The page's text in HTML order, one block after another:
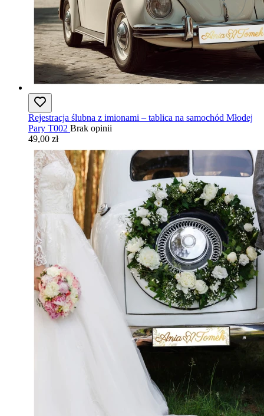
Rejestracja ślubna z imionami – tablica na samochód Młodej
Pary T002 Brak opinii
49,00 zł